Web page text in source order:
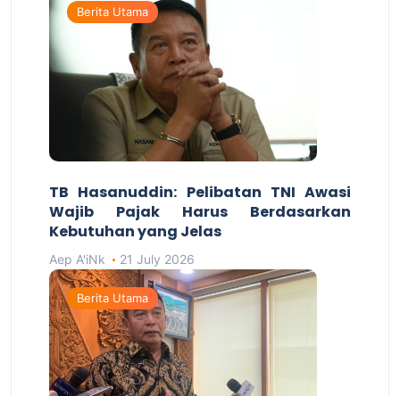
Berita Utama
TB Hasanuddin: Pelibatan TNI Awasi
Wajib Pajak Harus Berdasarkan
Kebutuhan yang Jelas
Aep A'iNk 21 July 2026
Berita Utama